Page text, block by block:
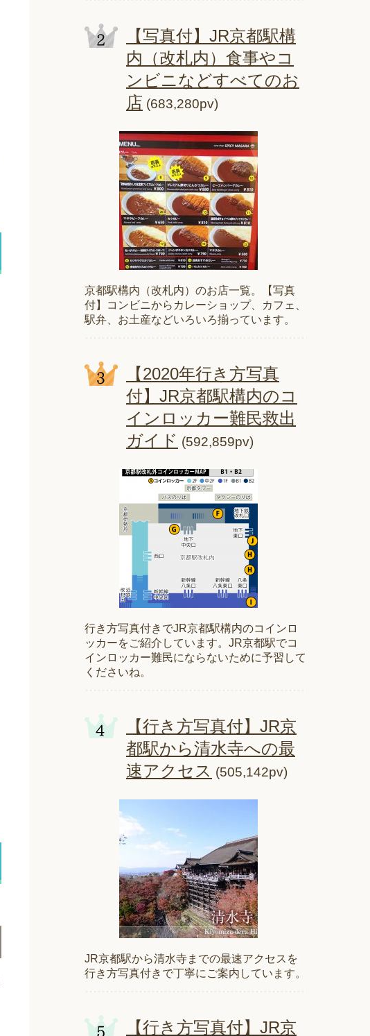
【写真付】JR京都駅構
内（改札内）食事やコ
ンビニなどすべてのお
店 (683,280pv)
京都駅構内（改札内）のお店一覧。【写真
付】コンビニからカレーショップ、カフェ、
駅弁、お土産などいろいろ揃っています。
【2020年行き方写真
付】JR京都駅構内のコ
インロッカー難民救出
ガイド (592,859pv)
行き方写真付きでJR京都駅構内のコインロ
ッカーをご紹介しています。JR京都駅でコ
インロッカー難民にならないために予習して
くださいね。
【行き方写真付】JR京
都駅から清水寺への最
速アクセス (505,142pv)
JR京都駅から清水寺までの最速アクセスを
行き方写真付きで丁寧にご案内しています。
【行き方写真付】JR京